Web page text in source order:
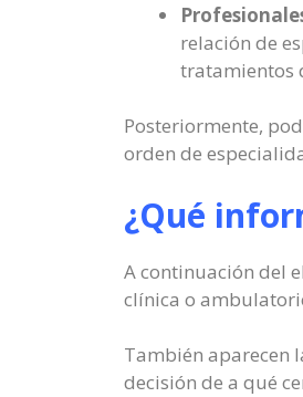
relación de
tratamientos
Posteriormente,
orden de
¿Qué
A continuación del
clínica o
También aparecen
decisión de a qué